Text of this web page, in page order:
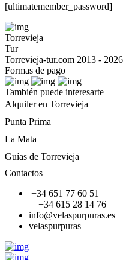
[ultimatemember_password]
Torrevieja
Tur
Torrevieja-tur.com 2013 - 2026
Formas de pago
También puede interesarte
Alquiler en Torrevieja
Punta Prima
La Mata
Guías de Torrevieja
Contactos
+34 651 77 60 51
+34 615 28 14 76
info@velaspurpuras.es
velaspurpuras